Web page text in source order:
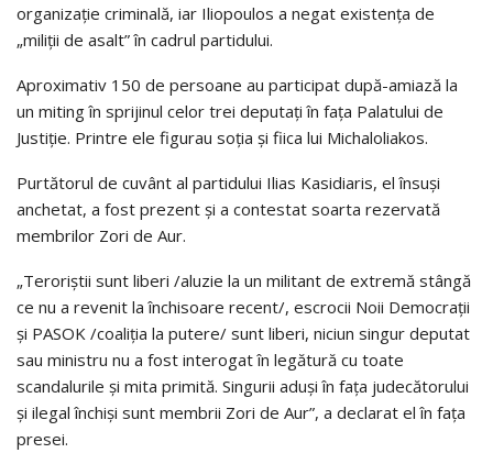
organizație criminală, iar Iliopoulos a negat existența de
„miliții de asalt” în cadrul partidului.
Aproximativ 150 de persoane au participat după-amiază la
un miting în sprijinul celor trei deputați în fața Palatului de
Justiție. Printre ele figurau soția și fiica lui Michaloliakos.
Purtătorul de cuvânt al partidului Ilias Kasidiaris, el însuși
anchetat, a fost prezent și a contestat soarta rezervată
membrilor Zori de Aur.
„Teroriștii sunt liberi /aluzie la un militant de extremă stângă
ce nu a revenit la închisoare recent/, escrocii Noii Democrații
și PASOK /coaliția la putere/ sunt liberi, niciun singur deputat
sau ministru nu a fost interogat în legătură cu toate
scandalurile și mita primită. Singurii aduși în fața judecătorului
și ilegal închiși sunt membrii Zori de Aur”, a declarat el în fața
presei.